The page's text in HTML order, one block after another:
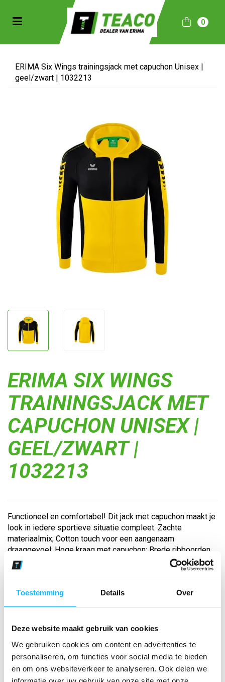
Toestemming Details Over
Deze website maakt gebruik van cookies
We gebruiken cookies om content en advertenties te
personaliseren, om functies voor social media te bieden
en om ons websiteverkeer te analyseren. Ook delen we
(Sportkleding)
(Collecties)
Toggle navigation 0
ERIMA Six Wings trainingsjack met capuchon Unisex |
geel/zwart | 1032213
ERIMA SIX WINGS
TRAININGSJACK MET
CAPUCHON UNISEX |
GEEL/ZWART |
1032213
Functioneel en comfortabel! Dit jack met capuchon maakt je
look in iedere sportieve situatie compleet. Zachte
materiaalmix; Cotton touch voor een aangenaam
draaggevoel; Hoge kraag met capuchon; Brede ribboorden
aan de mouwen en de onderkant; Zakken m...
Bekijk andere kleuren
Maat
Aantal